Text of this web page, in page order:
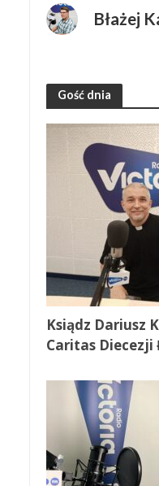
Błażej
Gość dnia
Ksiądz Dariusz
Caritas